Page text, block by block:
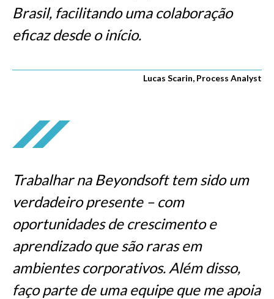
Brasil, facilitando uma colaboração
eficaz desde o início.
Lucas Scarin, Process Analyst
Trabalhar na Beyondsoft tem sido um
verdadeiro presente – com
oportunidades de crescimento e
aprendizado que são raras em
ambientes corporativos. Além disso,
faço parte de uma equipe que me apoia